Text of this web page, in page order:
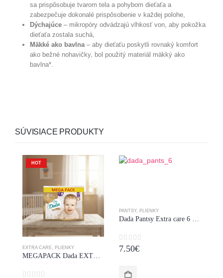
sa prispôsobuje tvarom tela a pohybom dieťaťa a
zabezpečuje dokonalé prispôsobenie v každej polohe,
Dýchajúce– mikropóry odvádzajú vlhkosť von, aby pokožka
dieťaťa zostala suchá,
Mäkké ako bavlna– aby dieťaťu poskytli rovnaký komfort
ako bežné nohavičky, bol použitý materiál mäkký ako
bavlna*.
SÚVISIACE PRODUKTY
HOT
EXTRA CARE PLIENKY
PANTSY, PLIENKY
0z 5
7.50€